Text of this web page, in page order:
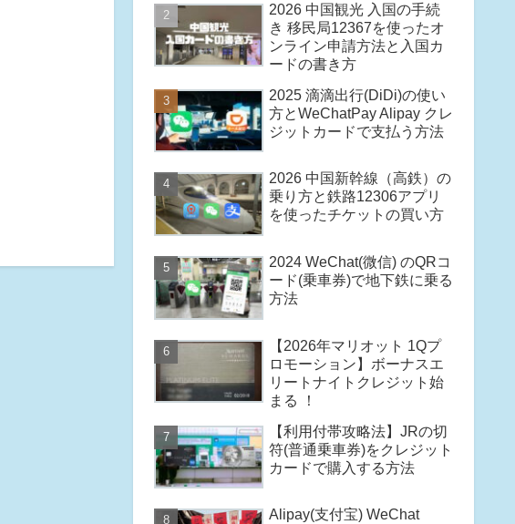
2026 中国観光 入国の手続
き 移民局12367を使ったオ
ンライン申請方法と入国カ
ードの書き方
2025 滴滴出行(DiDi)の使い
方とWeChatPay Alipay クレ
ジットカードで支払う方法
2026 中国新幹線（高鉄）の
乗り方と鉄路12306アプリ
を使ったチケットの買い方
2024 WeChat(微信) のQRコ
ード(乗車券)で地下鉄に乗る
方法
【2026年マリオット 1Qプ
ロモーション】ボーナスエ
リートナイトクレジット始
まる ！
【利用付帯攻略法】JRの切
符(普通乗車券)をクレジット
カードで購入する方法
Alipay(支付宝) WeChat